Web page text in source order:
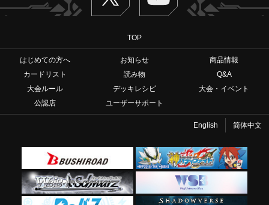
TOP
はじめての方へ お知らせ
商品情報
カードリスト
読み物
Q&A
大会ルール
デッキレシピ
大会・イベント
公認店
ユーザーサポート
English 简体中文